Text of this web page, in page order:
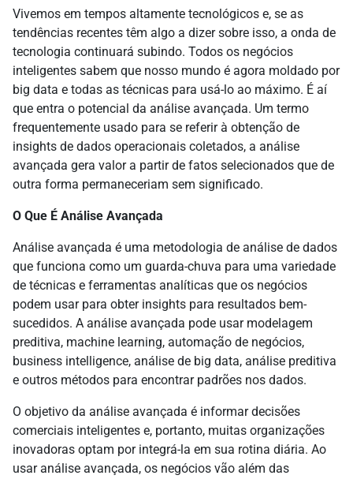
Vivemos em tempos altamente tecnológicos e, se as
tendências recentes têm algo a dizer sobre isso, a onda de
tecnologia continuará subindo. Todos os negócios
inteligentes sabem que nosso mundo é agora moldado por
big data e todas as técnicas para usá-lo ao máximo. É aí
que entra o potencial da análise avançada. Um termo
frequentemente usado para se referir à obtenção de
insights de dados operacionais coletados, a análise
avançada gera valor a partir de fatos selecionados que de
outra forma permaneceriam sem significado.
O Que É Análise Avançada
Análise avançada é uma metodologia de análise de dados
que funciona como um guarda-chuva para uma variedade
de técnicas e ferramentas analíticas que os negócios
podem usar para obter insights para resultados bem-
sucedidos. A análise avançada pode usar modelagem
preditiva, machine learning, automação de negócios,
business intelligence, análise de big data, análise preditiva
e outros métodos para encontrar padrões nos dados.
O objetivo da análise avançada é informar decisões
comerciais inteligentes e, portanto, muitas organizações
inovadoras optam por integrá-la em sua rotina diária. Ao
usar análise avançada, os negócios vão além das